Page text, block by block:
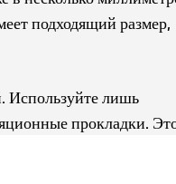
подходящий размер,
Используйте лишь
прокладки.